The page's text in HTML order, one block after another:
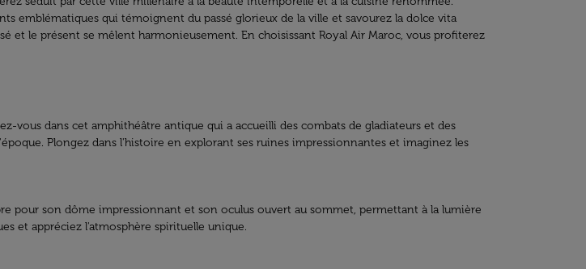
emblématiques qui témoignent du passé glorieux de la ville et savourez la dolce vita
et le présent se mêlent harmonieusement. En choisissant Royal Air Maroc, vous profiterez
vous dans cet amphithéâtre antique qui a accueilli des combats de gladiateurs et des
Plongez dans l'histoire en explorant ses ruines impressionnantes et imaginez les
pour son dôme impressionnant et son oculus ouvert au sommet, permettant à la lumière
et appréciez l'atmosphère spirituelle unique.